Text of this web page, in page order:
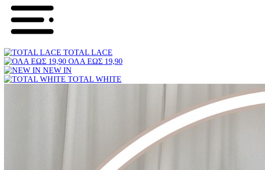
TOTAL LACE
ΟΛΑ ΕΩΣ 19,90
NEW IN
TOTAL WHITE